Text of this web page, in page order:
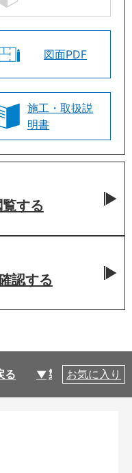
図面PDF
施工・取扱説
明書
する
認する
る 製品仕様
お気に入り